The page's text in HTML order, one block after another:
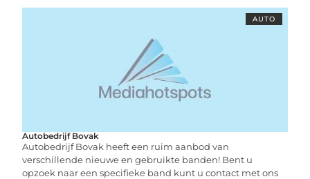
AUTO
Autobedrijf Bovak
Autobedrijf Bovak heeft een ruim aanbod van
verschillende nieuwe en gebruikte banden! Bent u
opzoek naar een specifieke band kunt u contact met ons